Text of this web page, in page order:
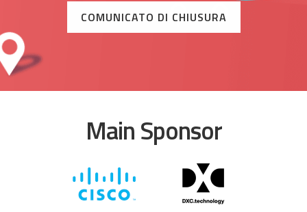
COMUNICATO DI CHIUSURA
Main Sponsor